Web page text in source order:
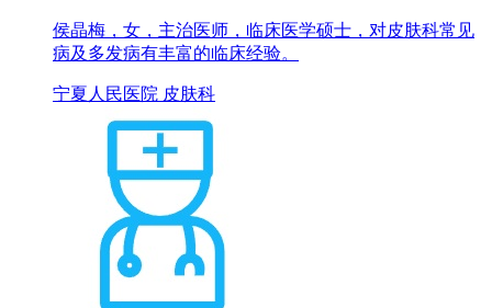
侯晶梅，女，主治医师，临床医学硕士，对皮肤科常见
病及多发病有丰富的临床经验。
宁夏人民医院 皮肤科